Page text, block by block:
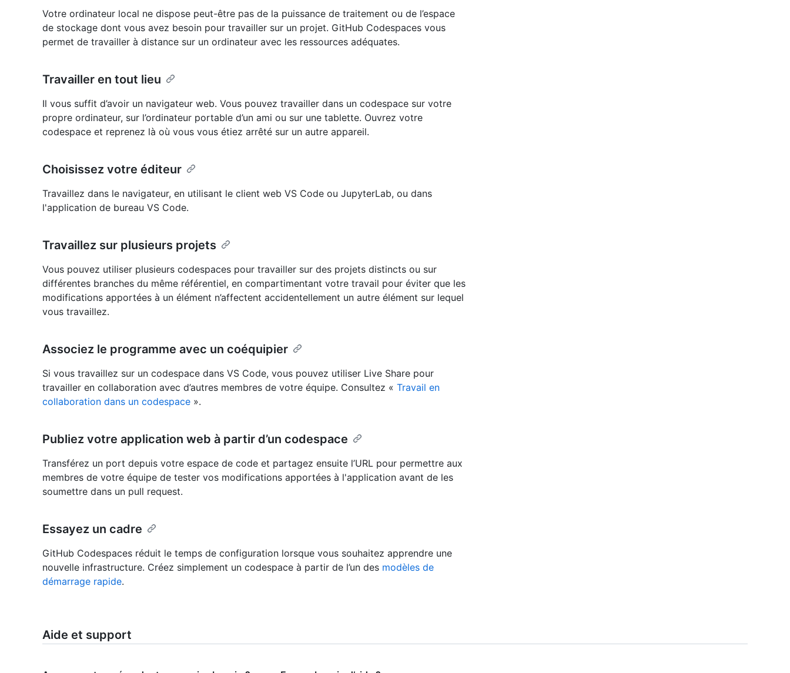
Votre ordinateur local ne dispose peut-être pas de la puissance de traitement ou de l’espace
de stockage dont vous avez besoin pour travailler sur un projet. GitHub Codespaces vous
permet de travailler à distance sur un ordinateur avec les ressources adéquates.
Travailler en tout lieu
Il vous suffit d’avoir un navigateur web. Vous pouvez travailler dans un codespace sur votre
propre ordinateur, sur l’ordinateur portable d’un ami ou sur une tablette. Ouvrez votre
codespace et reprenez là où vous vous étiez arrêté sur un autre appareil.
Choisissez votre éditeur
Travaillez dans le navigateur, en utilisant le client web VS Code ou JupyterLab, ou dans
l'application de bureau VS Code.
Travaillez sur plusieurs projets
Vous pouvez utiliser plusieurs codespaces pour travailler sur des projets distincts ou sur
différentes branches du même référentiel, en compartimentant votre travail pour éviter que les
modifications apportées à un élément n’affectent accidentellement un autre élément sur lequel
vous travaillez.
Associez le programme avec un coéquipier
Si vous travaillez sur un codespace dans VS Code, vous pouvez utiliser Live Share pour
travailler en collaboration avec d’autres membres de votre équipe. Consultez « Travail en
collaboration dans un codespace ».
Publiez votre application web à partir d’un codespace
Transférez un port depuis votre espace de code et partagez ensuite l’URL pour permettre aux
membres de votre équipe de tester vos modifications apportées à l'application avant de les
soumettre dans un pull request.
Essayez un cadre
GitHub Codespaces réduit le temps de configuration lorsque vous souhaitez apprendre une
nouvelle infrastructure. Créez simplement un codespace à partir de l’un des modèles de
démarrage rapide.
Aide et support